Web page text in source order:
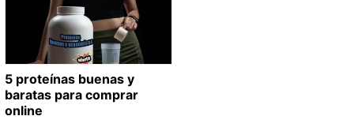
5 proteínas buenas y
baratas para comprar
online